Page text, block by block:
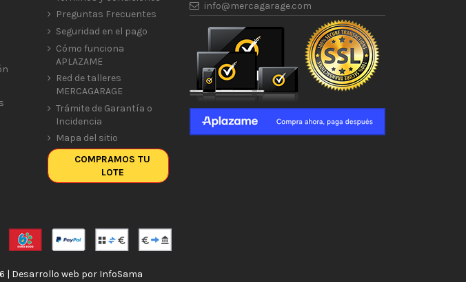
Preguntas Frecuentes
Seguridad en el pago
Cómo funciona
APLAZAME
Red de talleres
MERCAGARAGE
Trámite de Garantía o
Incidencia
Mapa del sitio
COMPRAMOS TU
LOTE
info@mercagarage.com
| Desarrollo web por InfoSama